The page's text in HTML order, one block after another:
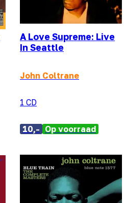
A Love Supreme: Live
In Seattle
John Coltrane
1 CD
10,- Op voorraad